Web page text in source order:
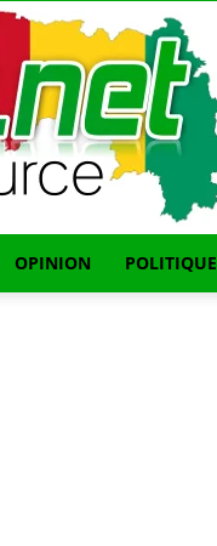
OPINION POLITIQUE